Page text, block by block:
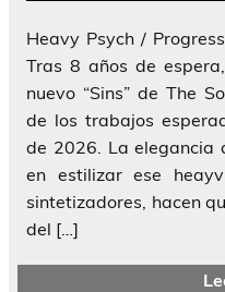
Heavy Psych /
Tras 8 años de
nuevo “Sins” de The
de los trabajos
de 2026. La elegancia
en estilizar ese
sintetizadores, hacen
del […]